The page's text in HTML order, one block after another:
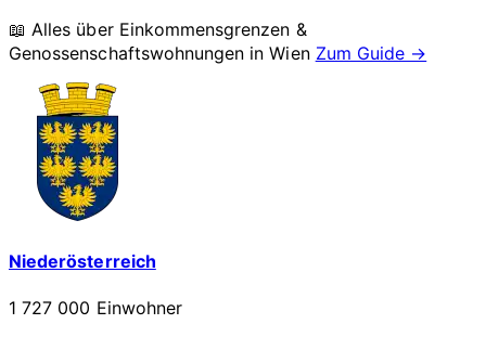
📖 Alles über Einkommensgrenzen &
Genossenschaftswohnungen inWien Zum Guide →
Niederösterreich
1 727 000 Einwohner